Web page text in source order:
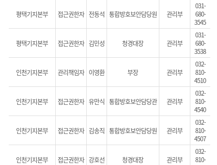
평택기지본부 접근권한자 전동석 통합방호보안담당원 관리부
031-
680-
3545
평택기지본부 접근권한자 김민성 청경대장 관리부
031-
680-
3538
인천기지본부 관리책임자 이영환 부장 관리부
032-
810-
4510
인천기지본부 접근권한자 유만식 통합방호보안담당관 관리부
032-
810-
4540
인천기지본부 접근권한자 김송직 통합방호보안담당원 관리부
032-
810-
4507
인천기지본부 접근권한자 강호선 청경대장 관리부
032-
810-